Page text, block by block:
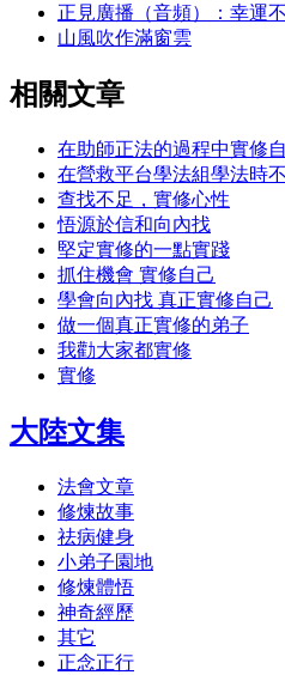
正見廣播（音頻）：幸運
山風吹作滿窗雲
相關文章
在助師正法的過程中實修
在營救平台學法組學法時
查找不足，實修心性
悟源於信和向內找
堅定實修的一點實踐
抓住機會 實修自己
學會向內找 真正實修自己
做一個真正實修的弟子
我勸大家都實修
實修
大陸文集
法會文章
修煉故事
祛病健身
小弟子園地
修煉體悟
神奇經歷
其它
正念正行